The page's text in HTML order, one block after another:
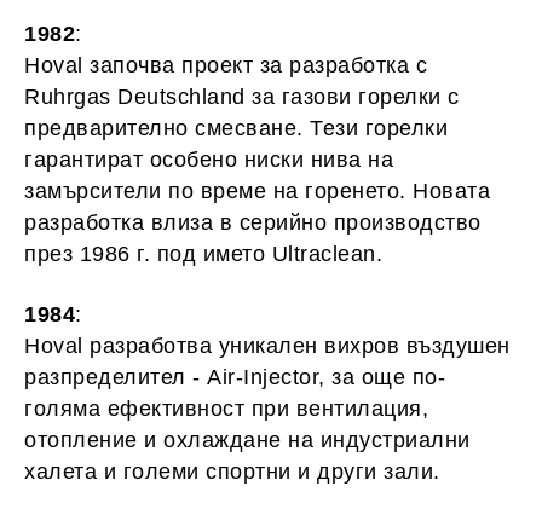
1982:
Hoval започва проект за разработка с
Ruhrgas Deutschland за газови горелки с
предварително смесване. Тези горелки
гарантират особено ниски нива на
замърсители по време на горенето. Новата
разработка влиза в серийно производство
през 1986 г. под името Ultraclean.
1984:
Hoval разработва уникален вихров въздушен
разпределител - Air-Injector, за още по-
голяма ефективност при вентилация,
отопление и охлаждане на индустриални
халета и големи спортни и други зали.